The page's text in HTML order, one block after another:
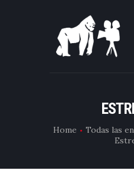
Home Todas las
ESTRENOS DE
CRÍTICAS
ESPECIALES